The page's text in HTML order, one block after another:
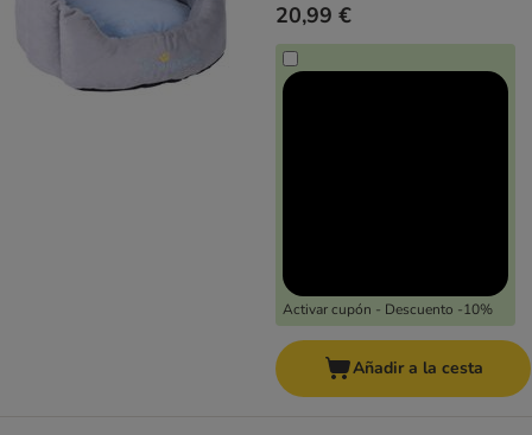
20,99 €
Activar cupón - Descuento -10%
Añadir a la cesta